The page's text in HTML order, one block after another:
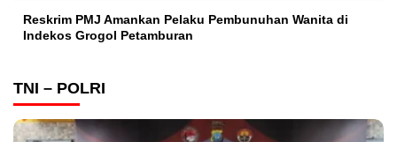
Reskrim PMJ Amankan Pelaku Pembunuhan Wanita di
Indekos Grogol Petamburan
TNI – POLRI